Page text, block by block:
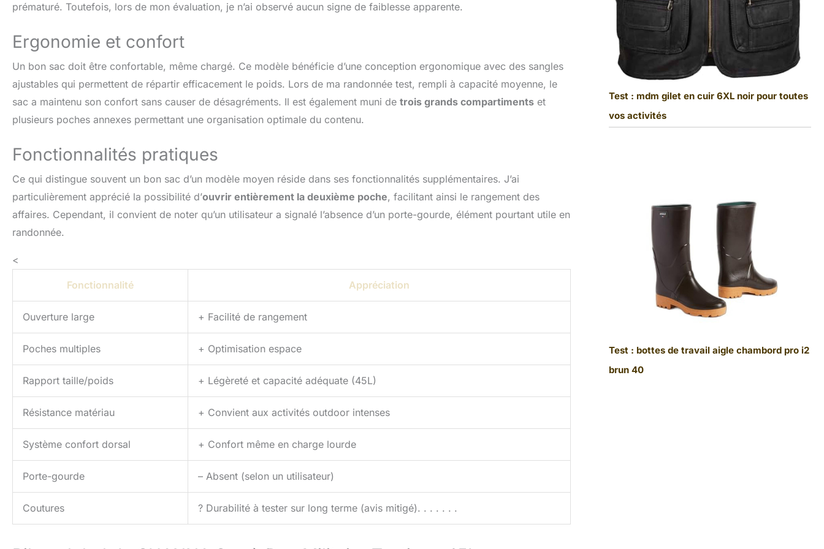
prématuré. Toutefois, lors de mon évaluation, je n’ai observé aucun signe de faiblesse apparente.
Ergonomie et confort
Un bon sac doit être confortable, même chargé. Ce modèle bénéficie d’une conception ergonomique avec des sangles
ajustables qui permettent de répartir efficacement le poids. Lors de ma randonnée test, rempli à capacité moyenne, le
sac a maintenu son confort sans causer de désagréments. Il est également muni de trois grands compartiments et
plusieurs poches annexes permettant une organisation optimale du contenu.
Fonctionnalités pratiques
Ce qui distingue souvent un bon sac d’un modèle moyen réside dans ses fonctionnalités supplémentaires. J’ai
particulièrement apprécié la possibilité d’ouvrir entièrement la deuxième poche, facilitant ainsi le rangement des
affaires. Cependant, il convient de noter qu’un utilisateur a signalé l’absence d’un porte-gourde, élément pourtant utile en
randonnée.
<
Fonctionnalité Appréciation
Ouverture large + Facilité de rangement
Poches multiples + Optimisation espace
Rapport taille/poids + Légèreté et capacité adéquate (45L)
Résistance matériau + Convient aux activités outdoor intenses
Système confort dorsal + Confort même en charge lourde
Porte-gourde – Absent (selon un utilisateur)
Coutures ? Durabilité à tester sur long terme (avis mitigé). . . . . . .
Test : mdm gilet en cuir 6XL noir pour toutes
vos activités
Test : bottes de travail aigle chambord pro i2
brun 40